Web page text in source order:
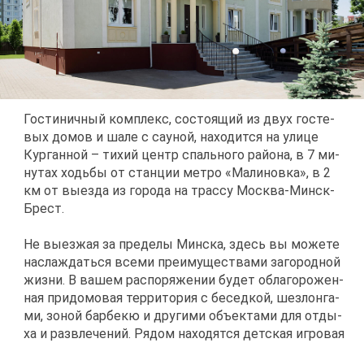
Го­сти­нич­ный ком­плекс, со­сто­я­щий из двух го­сте­
вых до­мов и ша­ле с сау­ной, на­хо­дит­ся на ули­це
Кур­ган­ной – ти­хий центр спаль­но­го рай­о­на, в 7 ми­
ну­тах ходь­бы от стан­ции мет­ро «Ма­ли­нов­ка», в 2
км от вы­ез­да из го­ро­да на трас­су Москва-Минск-
Брест.
Не вы­ез­жая за пре­де­лы Мин­ска, здесь вы мо­же­те
на­сла­ждать­ся все­ми пре­иму­ще­ства­ми за­го­род­ной
жиз­ни. В ва­шем рас­по­ря­же­нии бу­дет обла­го­ро­жен­
ная при­до­мо­вая тер­ри­то­рия с бе­сед­кой, шез­лон­га­
ми, зо­ной бар­бекю и дру­ги­ми объ­ек­та­ми для от­ды­
ха и раз­вле­че­ний. Ря­дом на­хо­дят­ся дет­ская иг­ро­вая